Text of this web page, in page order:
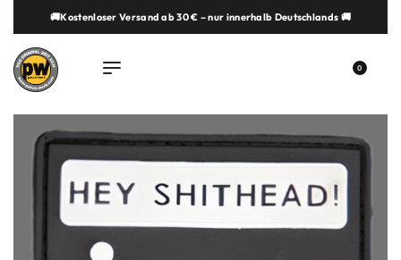
springen🚚Kostenloser Versand ab 30 € – nur innerhalb Deutschlands 🚚
0